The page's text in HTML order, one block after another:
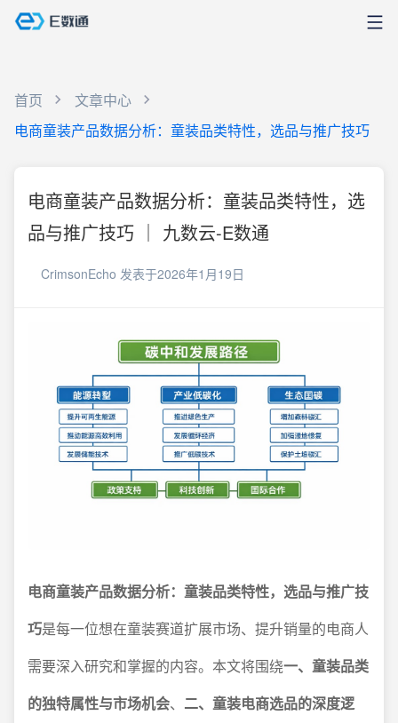
首页
文章中心
电商童装产品数据分析：童装品类特性，选品与推广技巧
电商童装产品数据分析：童装品类特性，选
品与推广技巧 ｜ 九数云-E数通
CrimsonEcho 发表于2026年1月19日
电商童装产品数据分析：童装品类特性，选品与推广技
巧是每一位想在童装赛道扩展市场、提升销量的电商人
需要深入研究和掌握的内容。本文将围绕一、童装品类
的独特属性与市场机会、 二、童装电商选品的深度逻